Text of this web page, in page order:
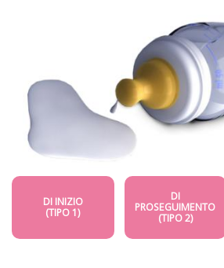
DI INIZIO
(TIPO 1)
DI
PROSEGUIMENTO
(TIPO 2)